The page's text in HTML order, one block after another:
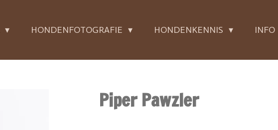
HONDENFOTOGRAFIE HONDENKENNIS INFO
Piper Pawzler